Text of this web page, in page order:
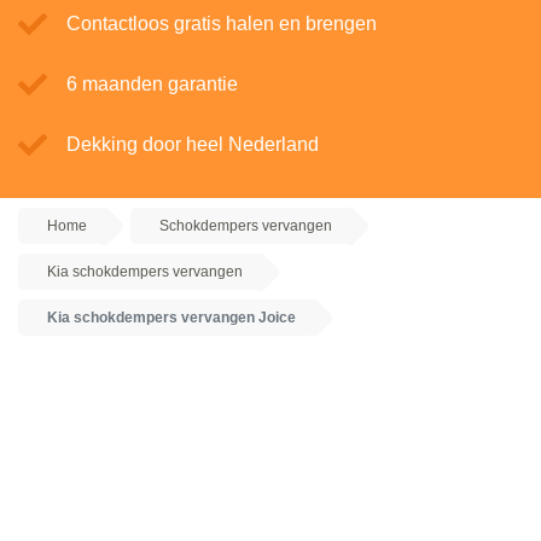
Contactloos gratis halen en brengen
6 maanden garantie
Dekking door heel Nederland
Home Schokdempers vervangen
Kia schokdempers vervangen
Kia schokdempers vervangen Joice